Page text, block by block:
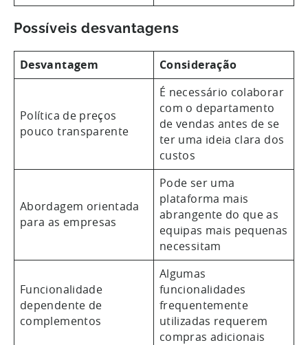
Possíveis desvantagens
Desvantagem Consideração
Política de preços
pouco transparente
É necessário colaborar
com o departamento
de vendas antes de se
ter uma ideia clara dos
custos
Abordagem orientada
para as empresas
Pode ser uma
plataforma mais
abrangente do que as
equipas mais pequenas
necessitam
Funcionalidade
dependente de
complementos
Algumas
funcionalidades
frequentemente
utilizadas requerem
compras adicionais